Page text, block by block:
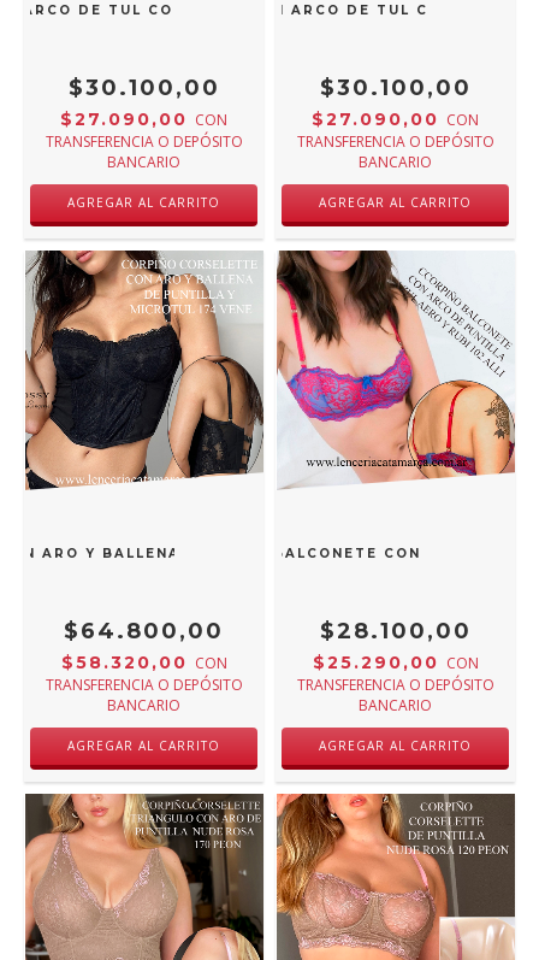
ARCO DE TUL CON BROCHE DELANTERO JADE VINO 138/1
$30.100,00
$27.090,00 CON
TRANSFERENCIA O DEPÓSITO
BANCARIO
AGREGAR AL CARRITO
CORPIÑO TRIANGULO CON ARCO DE TUL CON BROCHE
$30.100,00
$27.090,00 CON
TRANSFERENCIA O DEPÓSITO
BANCARIO
AGREGAR AL CARRITO
ARO Y BALLENA DE PUNTILLA Y MICROTUL NEGRO 174
$64.800,00
$58.320,00 CON
TRANSFERENCIA O DEPÓSITO
BANCARIO
AGREGAR AL CARRITO
VICTORIA COSSY CORPIÑO BALCONETE CON ARCO DE
$28.100,00
$25.290,00 CON
TRANSFERENCIA O DEPÓSITO
BANCARIO
AGREGAR AL CARRITO